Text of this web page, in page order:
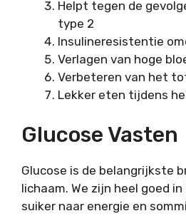
Helpt tegen de
type 2
Insulineresistentie
Verlagen van hoge
Verbeteren van het
Lekker eten tijdens
Glucose Vasten
Glucose is de belangrijkste
lichaam. We zijn heel goed
suiker naar energie en